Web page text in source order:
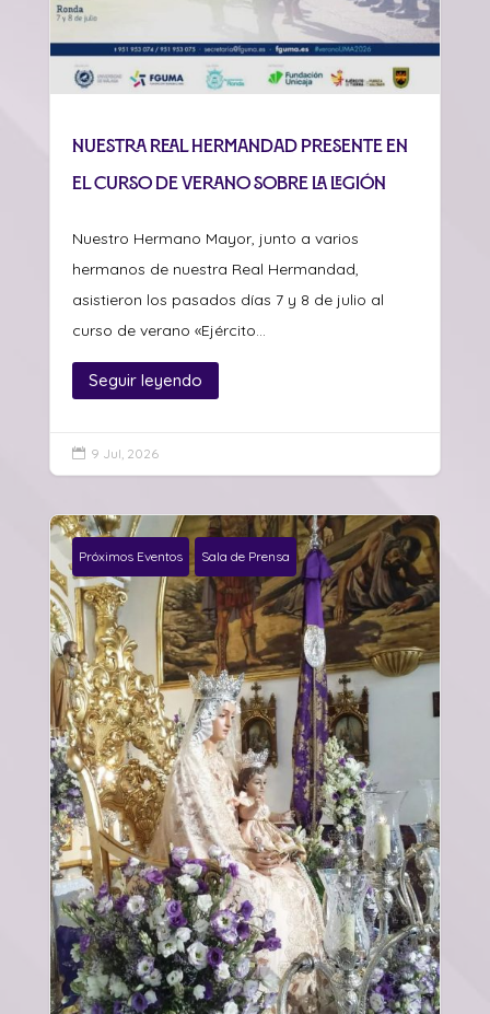
Nuestra Real Hermandad presente en
el curso de verano sobre La Legión
Nuestro Hermano Mayor, junto a varios
hermanos de nuestra Real Hermandad,
asistieron los pasados días 7 y 8 de julio al
curso de verano «Ejército...
Seguir leyendo
 9 Jul, 2026
Próximos Eventos Sala de Prensa